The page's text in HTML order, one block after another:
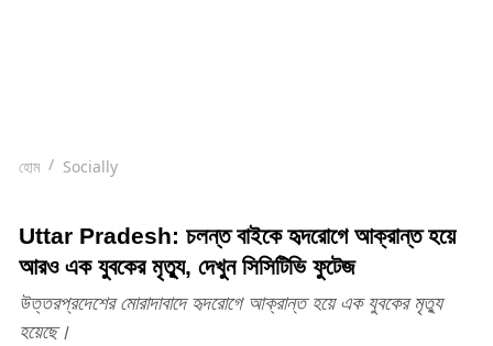
হোম Socially
Uttar Pradesh: চলন্ত বাইকে হৃদরোগে আক্রান্ত হয়ে
আরও এক যুবকের মৃত্যু, দেখুন সিসিটিভি ফুটেজ
উত্তরপ্রদেশের মোরাদাবাদে হৃদরোগে আক্রান্ত হয়ে এক যুবকের মৃত্যু
হয়েছে।